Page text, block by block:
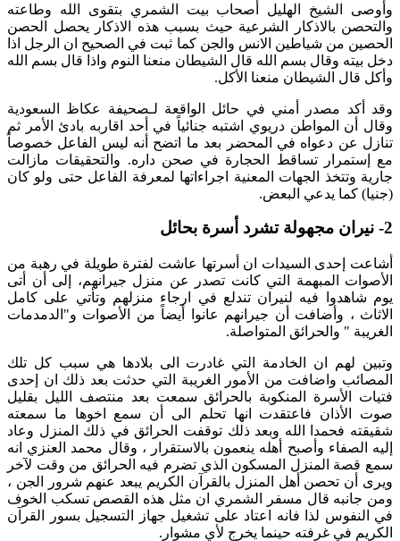
وأوصى الشيخ الهليل أصحاب بيت الشمري بتقوى الله وطاعته
والتحصن بالاذكار الشرعية حيث بسبب هذه الاذكار يحصل الحصن
الحصين من شياطين الانس والجن كما ثبت في الصحيح ان الرجل اذا
دخل بيته وقال بسم الله قال الشيطان منعنا النوم واذا قال بسم الله
وأكل قال الشيطان منعنا الأكل.
وقد أكد مصدر أمني في حائل الواقعة لـصحيفة عكاظ السعودية
وقال أن المواطن دريوي اشتبه جنائياً في أحد اقاربه بادئ الأمر ثم
تنازل عن دعواه في المحضر بعد ما اتضح أنه ليس الفاعل خصوصاً
مع إستمرار تساقط الحجارة في صحن داره. والتحقيقات مازالت
جارية وتتخذ الجهات المعنية اجراءاتها لمعرفة الفاعل حتى ولو كان
(جنيا) كما يدعي البعض.
2- نيران مجهولة تشرد أسرة بحائل
أشاعت إحدى السيدات ان أسرتها عاشت لفترة طويلة في رهبة من
الأصوات المبهمة التي كانت تصدر عن منزل جيرانهم، إلى أن أتى
يوم شاهدوا فيه لنيران تندلع في ارجاء منزلهم وتأتي على كامل
الاثاث ، وأضافت أن جيرانهم عانوا أيضاً من الأصوات و"الدمدمات
الغريبة " والحرائق المتواصلة.
وتبين لهم ان الخادمة التي غادرت الى بلادها هي سبب كل تلك
المصائب واضافت من الأمور الغريبة التي حدثت بعد ذلك ان إحدى
فتيات الأسرة المنكوبة بالحرائق سمعت بعد منتصف الليل بقليل
صوت الأذان فاعتقدت انها تحلم الى أن سمع اخوها ما سمعته
شقيقته فحمدا الله وبعد ذلك توقفت الحرائق في ذلك المنزل وعاد
إليه الصفاء وأصبح أهله ينعمون بالاستقرار ، وقال محمد العنزي انه
سمع قصة المنزل المسكون الذي تضرم فيه الحرائق من وقت لآخر
ويرى أن تحصن أهل المنزل بالقرآن الكريم يبعد عنهم شرور الجن ،
ومن جانبه قال مسفر الشمري ان مثل هذه القصص تسكب الخوف
في النفوس لذا فانه اعتاد على تشغيل جهاز التسجيل بسور القرآن
الكريم في غرفته حينما يخرج لأي مشوار.